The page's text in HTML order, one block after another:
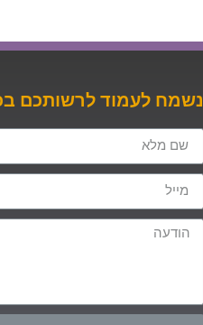
נשמח לעמוד לרשותכם